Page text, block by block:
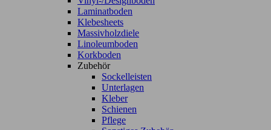
Laminatboden
Klebesheets
Massivholzdiele
Linoleumboden
Korkboden
Zubehör
Sockelleisten
Unterlagen
Kleber
Schienen
Pflege